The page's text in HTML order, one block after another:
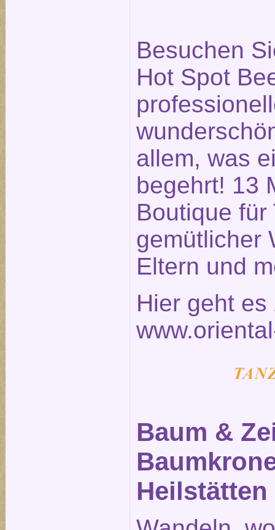
Besuchen
Hot Spot
allem, was
begehrt! 13
Boutique für
gemütlicher
Eltern und
Hier geht
Baum &
Heilstätten